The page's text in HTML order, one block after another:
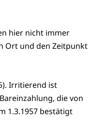
hier nicht immer
Ort und den Zeitpunkt
Irritierend ist
die von
1.3.1957 bestätigt